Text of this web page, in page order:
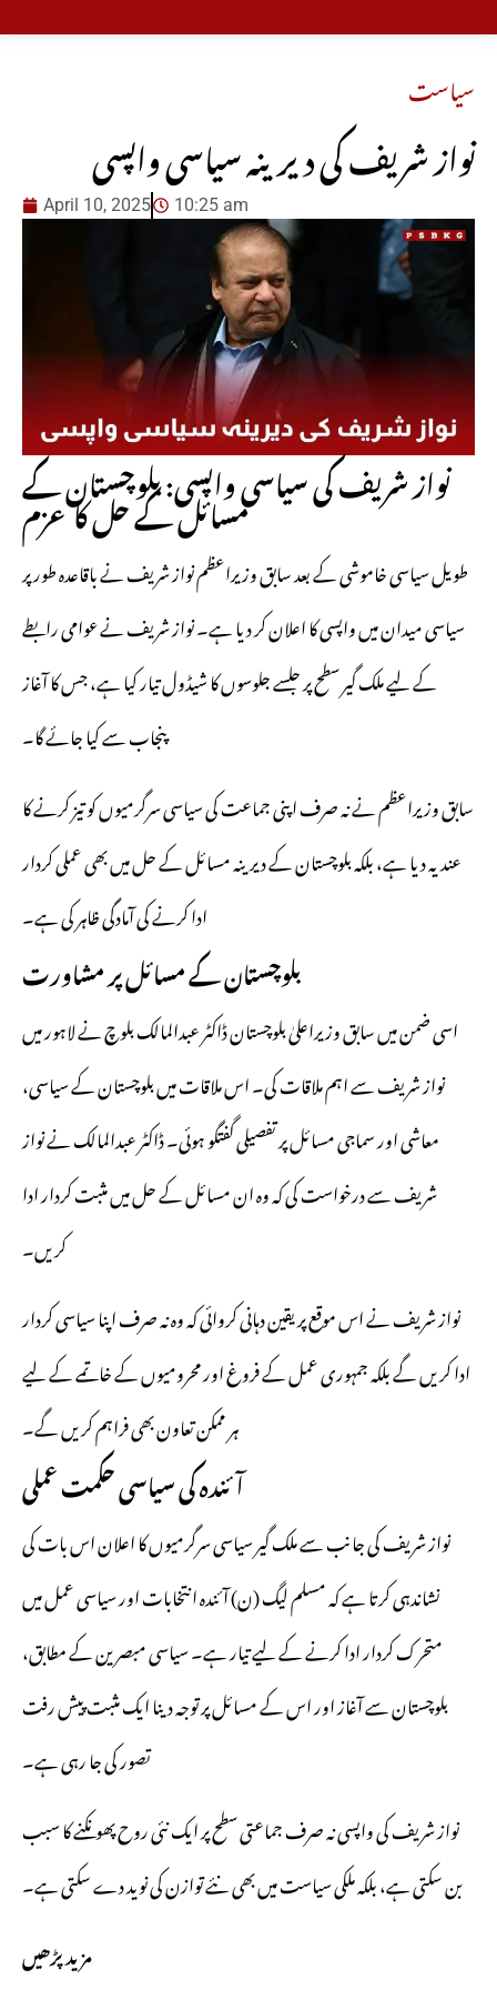
سیاست
نواز شریف کی دیرینہ سیاسی واپسی
April 10, 2025 10:25 am
نواز شریف کی سیاسی واپسی: بلوچستان کے
مسائل کے حل کا عزم
طویل سیاسی خاموشی کے بعد سابق وزیراعظم نواز شریف نے باقاعدہ طور پر
سیاسی میدان میں واپسی کا اعلان کر دیا ہے۔ نواز شریف نے عوامی رابطے
کے لیے ملک گیر سطح پر جلسے جلوسوں کا شیڈول تیار کیا ہے، جس کا آغاز
پنجاب سے کیا جائے گا۔
سابق وزیراعظم نے نہ صرف اپنی جماعت کی سیاسی سرگرمیوں کو تیز کرنے کا
عندیہ دیا ہے، بلکہ بلوچستان کے دیرینہ مسائل کے حل میں بھی عملی کردار
ادا کرنے کی آمادگی ظاہر کی ہے۔
بلوچستان کے مسائل پر مشاورت
اسی ضمن میں سابق وزیراعلیٰ بلوچستان ڈاکٹر عبدالمالک بلوچ نے لاہور میں
نواز شریف سے اہم ملاقات کی۔ اس ملاقات میں بلوچستان کے سیاسی،
معاشی اور سماجی مسائل پر تفصیلی گفتگو ہوئی۔ ڈاکٹر عبدالمالک نے نواز
شریف سے درخواست کی کہ وہ ان مسائل کے حل میں مثبت کردار ادا
کریں۔
نواز شریف نے اس موقع پر یقین دہانی کروائی کہ وہ نہ صرف اپنا سیاسی کردار
ادا کریں گے بلکہ جمہوری عمل کے فروغ اور محرومیوں کے خاتمے کے لیے
ہر ممکن تعاون بھی فراہم کریں گے۔
آئندہ کی سیاسی حکمت عملی
نواز شریف کی جانب سے ملک گیر سیاسی سرگرمیوں کا اعلان اس بات کی
نشاندہی کرتا ہے کہ مسلم لیگ (ن) آئندہ انتخابات اور سیاسی عمل میں
متحرک کردار ادا کرنے کے لیے تیار ہے۔ سیاسی مبصرین کے مطابق،
بلوچستان سے آغاز اور اس کے مسائل پر توجہ دینا ایک مثبت پیش رفت
تصور کی جا رہی ہے۔
نواز شریف کی واپسی نہ صرف جماعتی سطح پر ایک نئی روح پھونکنے کا سبب
بن سکتی ہے، بلکہ ملکی سیاست میں بھی نئے توازن کی نوید دے سکتی ہے۔
مزید پڑھیں